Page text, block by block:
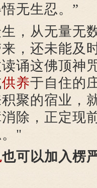
无生忍。”
从无量无
，还未能及
诵这佛顶神
供养于自住的
聚的宿业，
除，正定现
"
也可以加入楞